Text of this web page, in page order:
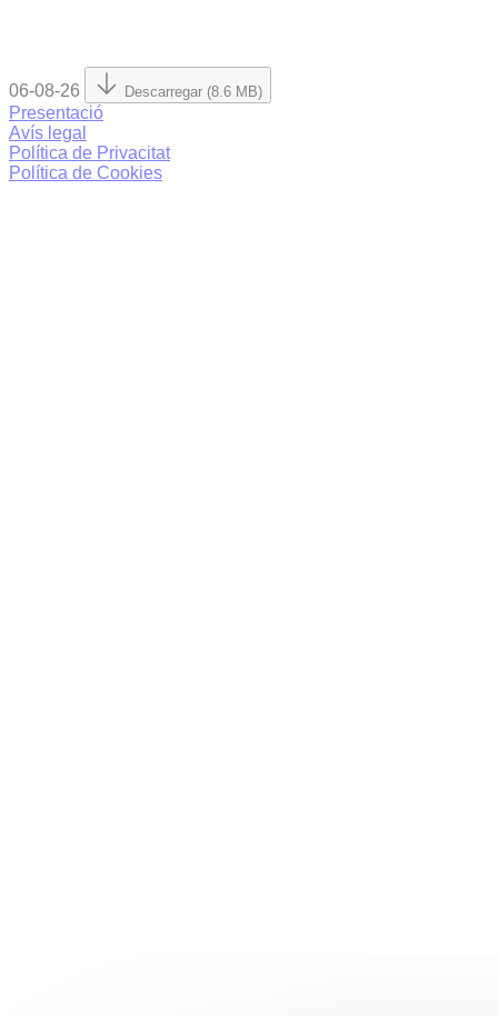
06-08-26 Descarregar (8.6 MB)
Presentació
Avís legal
Política de Privacitat
Política de Cookies